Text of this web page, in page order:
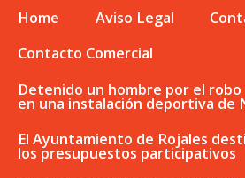
Home Aviso Legal
Contacto Comercial
Detenido un hombre por el
en una instalación deportiva de
El Ayuntamiento de Rojales
los presupuestos participativos